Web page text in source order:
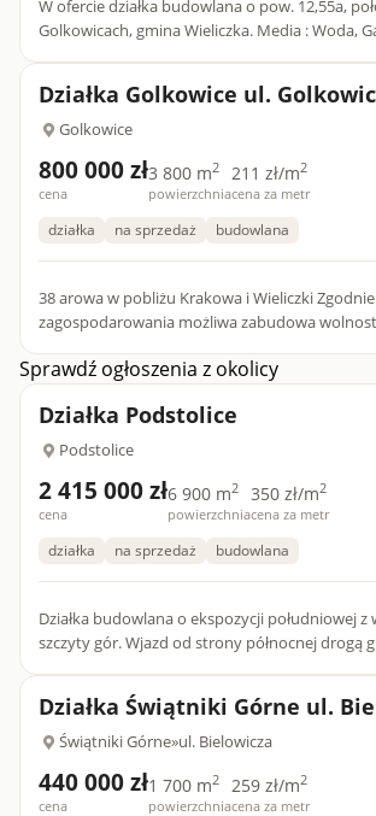
W ofercie działka budowlana o pow. 12,55a,
Golkowicach, gmina Wieliczka. Media : Woda, Gaz i Prąd na
Działka Golkowice ul.
Golkowice
800 000 zł
cena
3 800 m2
powierzchnia
211 zł/m2
cena za metr
działka na sprzedaż budowlana
38 arowa w pobliżu Krakowa i Wieliczki Zgodnie z planem
zagospodarowania możliwa zabudowa
dr...
Sprawdź ogłoszenia z okolicy
Działka Podstolice
Podstolice
2 415 000 zł
cena
6 900 m2
powierzchnia
350 zł/m2
cena za metr
działka na sprzedaż budowlana
Działka budowlana o ekspozycji południowej
szczyty gór. Wjazd od strony północnej drogą gminną. Kształt
Działka Świątniki Górne ul.
Świątniki Górne»ul. Bielowicza
440 000 zł
cena
1 700 m2
powierzchnia
259 zł/m2
cena za metr